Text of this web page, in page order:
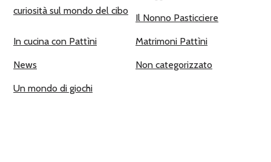
curiosità sul mondo del cibo
Il Nonno Pasticciere
In cucina con Pattìni Matrimoni Pattìni
News Non categorizzato
Un mondo di giochi